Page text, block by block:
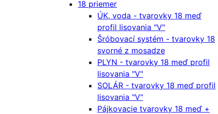
18 priemer
ÚK, voda - tvarovky 18 meď
profil lisovania "V"
Šróbovací systém - tvarovky 18
svorné z mosadze
PLYN - tvarovky 18 meď profil
lisovania "V"
SOLÁR - tvarovky 18 meď profil
lisovania "V"
Pájkovacie tvarovky 18 meď +